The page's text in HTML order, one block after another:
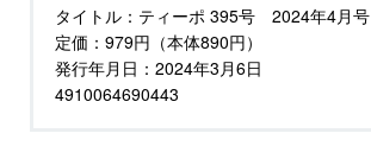
タイトル： ティーポ 395号 2024年4月号
定価： 979円（本体890円）
発行年月日： 2024年3月6日
4910064690443